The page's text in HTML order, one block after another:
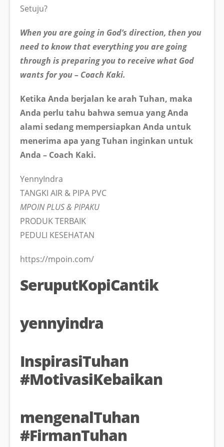
Setuju?
When you are going in God’s direction, then you
need to know that everything you are going
through is preparing you to receive what God
wants for you – Coach Kaki.
Ketika Anda berjalan ke arah Tuhan, maka
Anda perlu tahu bahwa semua yang Anda
alami sedang mempersiapkan Anda untuk
menerima apa yang Tuhan inginkan untuk
Anda – Coach Kaki.
YennyIndra
TANGKI AIR & PIPA PVC
MPOIN PLUS & PIPAKU
PRODUK TERBAIK
PEDULI KESEHATAN
https://mpoin.com/
SeruputKopiCantik
yennyindra
InspirasiTuhan
#MotivasiKebaikan
mengenalTuhan
#FirmanTuhan